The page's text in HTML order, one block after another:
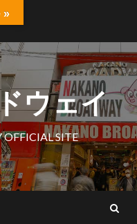
ウェイ
SITE
»